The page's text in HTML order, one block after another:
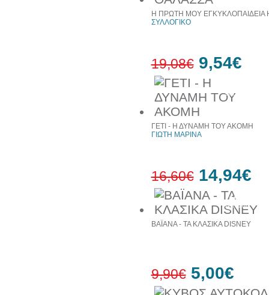
έκπτωση
Η ΠΡΩΤΗ ΜΟΥ ΕΓΚΥΚΛΟΠΑΙΔΕΙΑ
ΣΥΛΛΟΓΙΚΟ
19,08€ 9,54€
10%
έκπτωση
ΓΕΤΙ - Η ΔΥΝΑΜΗ ΤΟΥ ΑΚΟΜΗ
ΓΙΩΤΗ ΜΑΡΙΝΑ
16,60€ 14,94€
ΒΑΪΑΝΑ - ΤΑ ΚΛΑΣΙΚΑ DISNEY
9,90€ 5,00€